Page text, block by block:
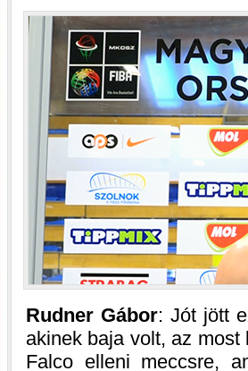
Rudner Gábor: Jót jött
akinek baja volt, az
Falco elleni meccsre,